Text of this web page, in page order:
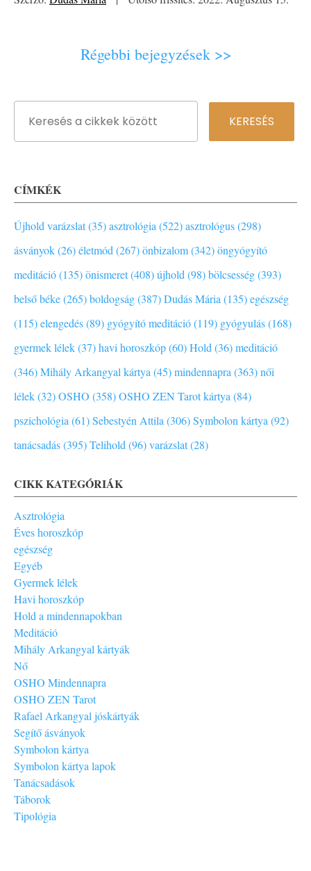
Régebbi bejegyzések >>
CÍMKÉK
Újhold varázslat (35)asztrológia (522)asztrológus (298)
ásványok (26)életmód (267)önbizalom (342)öngyógyító
meditáció (135)önismeret (408)újhold (98)bölcsesség (393)
belső béke (265)boldogság (387)Dudás Mária (135)egészség
(115)elengedés (89) gyógyító meditáció (119) gyógyulás (168)
gyermek lélek (37)havi horoszkóp (60)Hold (36)meditáció
(346)Mihály Arkangyal kártya (45)mindennapra (363)női
lélek (32)OSHO (358)OSHO ZEN Tarot kártya (84)
pszichológia (61)Sebestyén Attila (306)Symbolon kártya (92)
tanácsadás (395)Telihold (96)varázslat (28)
CIKK KATEGÓRIÁK
Asztrológia
Éves horoszkóp
egészség
Egyéb
Gyermek lélek
Havi horoszkóp
Hold a mindennapokban
Meditáció
Mihály Arkangyal kártyák
Nő
OSHO Mindennapra
OSHO ZEN Tarot
Rafael Arkangyal jóskártyák
Segítő ásványok
Symbolon kártya
Symbolon kártya lapok
Tanácsadások
Táborok
Tipológia